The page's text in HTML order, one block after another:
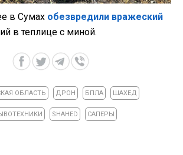
в Сумах обезвредили вражеский
в теплице с миной.
ОБЛАСТЬ ДРОН БПЛА ШАХЕД
SHAHED САПЕРЫ